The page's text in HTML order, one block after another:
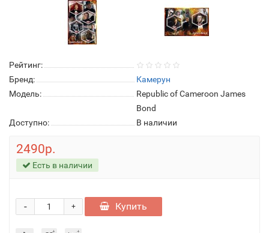
Рейтинг:
Бренд:
Камерун
Модель:
Republic of Cameroon James
Bond
Доступно:
В наличии
2490р.
Есть в наличии
+
- Купить